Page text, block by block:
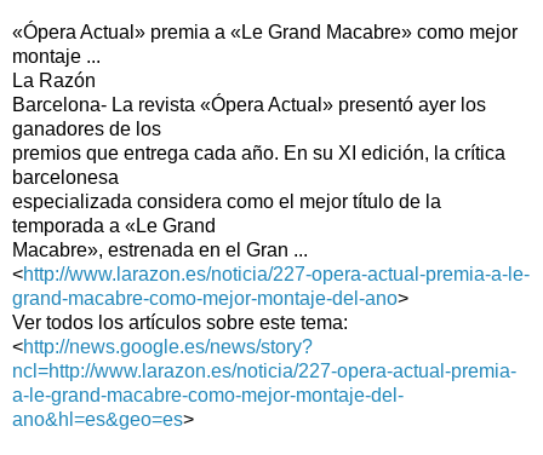
«Ópera Actual» premia a «Le Grand Macabre» como mejor
montaje ...
La Razón
Barcelona- La revista «Ópera Actual» presentó ayer los
ganadores de los
premios que entrega cada año. En su XI edición, la crítica
barcelonesa
especializada considera como el mejor título de la
temporada a «Le Grand
Macabre», estrenada en el Gran ...
<http://www.larazon.es/noticia/227-opera-actual-premia-a-le-
grand-macabre-como-mejor-montaje-del-ano>
Ver todos los artículos sobre este tema:
<http://news.google.es/news/story?
ncl=http://www.larazon.es/noticia/227-opera-actual-premia-
a-le-grand-macabre-como-mejor-montaje-del-
ano&hl=es&geo=es>